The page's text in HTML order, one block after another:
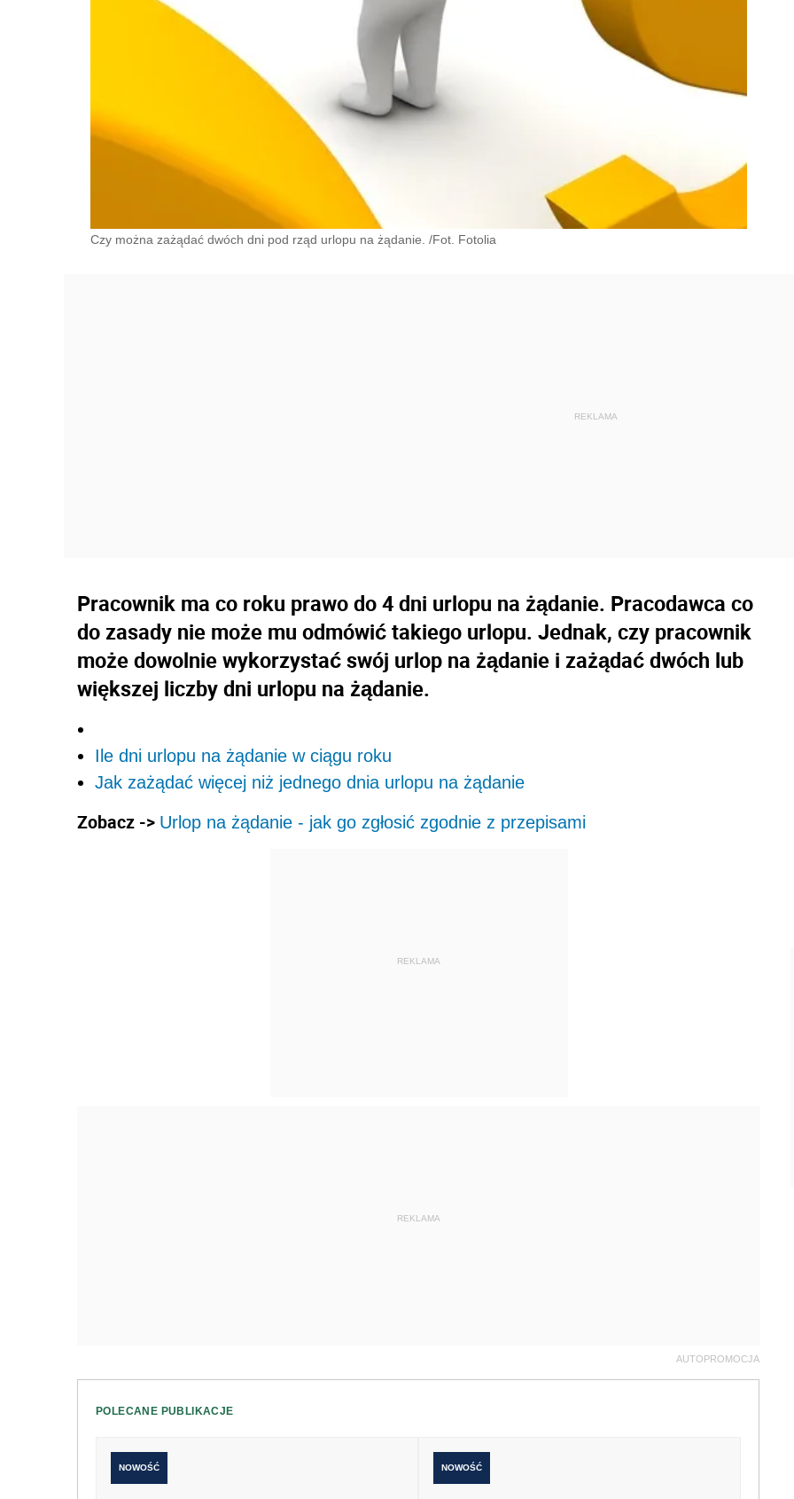
Czy można zażądać dwóch dni pod rząd urlopu na żądanie. /Fot. Fotolia
Pracownik ma co roku prawo do 4 dni urlopu na żądanie. Pracodawca co
do zasady nie może mu odmówić takiego urlopu. Jednak, czy pracownik
może dowolnie wykorzystać swój urlop na żądanie i zażądać dwóch lub
większej liczby dni urlopu na żądanie.
Ile dni urlopu na żądanie w ciągu roku
Jak zażądać więcej niż jednego dnia urlopu na żądanie
Zobacz -> Urlop na żądanie - jak go zgłosić zgodnie z przepisami
REKLAMA
REKLAMA
AUTOPROMOCJA
POLECANE PUBLIKACJE
NOWOŚĆ NOWOŚĆ